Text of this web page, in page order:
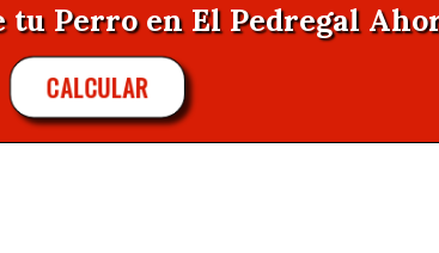
tu Perro en El Pedregal
CALCULAR